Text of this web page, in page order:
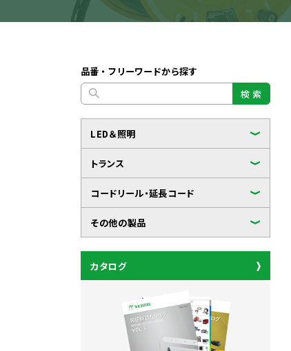
品番・フリーワードから探す
検 索
LED＆照明
トランス
コードリール・延長コード
その他の製品
カタログ